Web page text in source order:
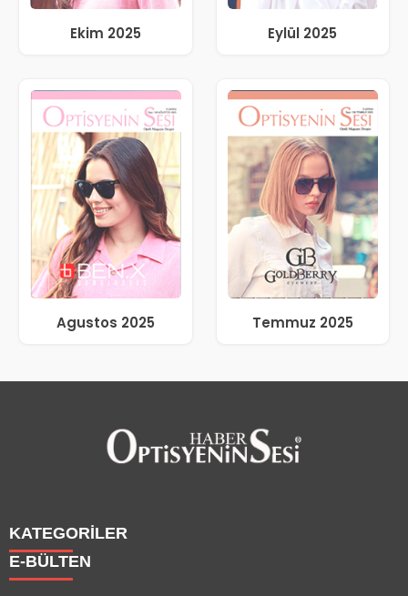
Ekim 2025 Eylül 2025
Agustos 2025 Temmuz 2025
KATEGORİLER
Haberler
E-BÜLTEN